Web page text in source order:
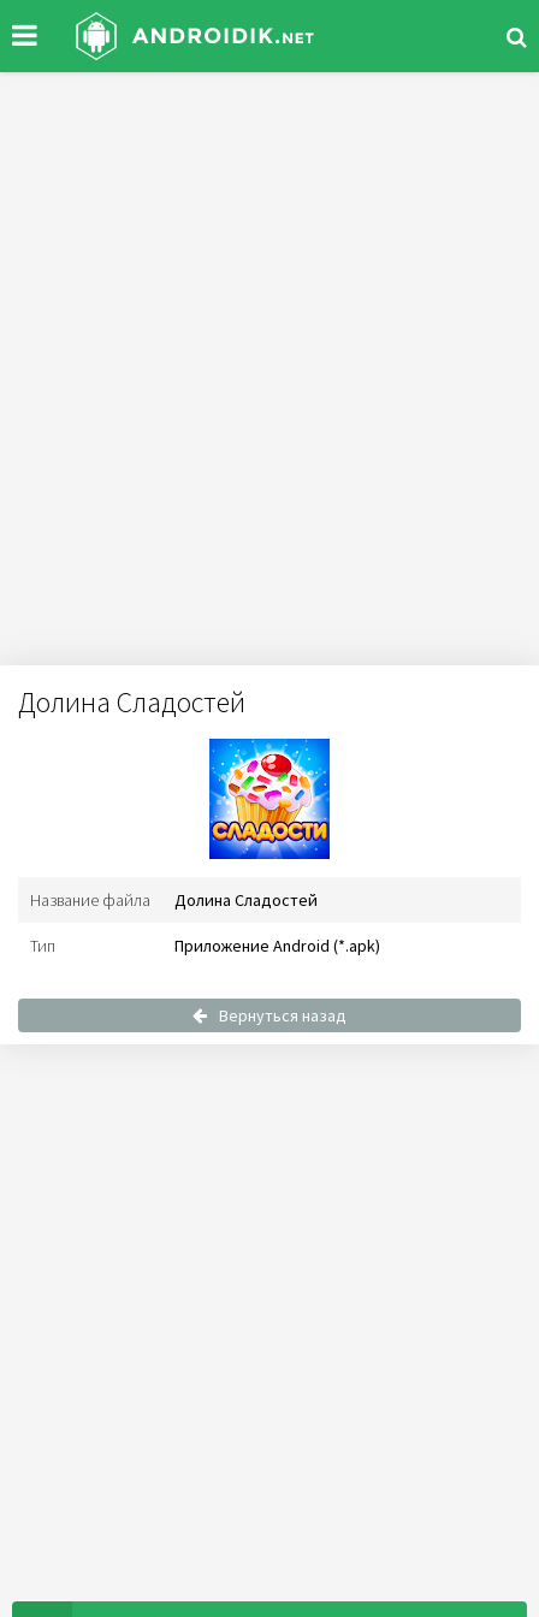
Долина Сладостей
Название файла Долина Сладостей
Тип Приложение Android (*.apk)
Вернуться назад